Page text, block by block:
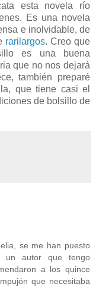
esta novela río
Es una novela
e inolvidable, de
rarilargos. Creo que
es una buena
que no nos dejará
también preparé
que tiene casi el
de bolsillo de
se me han puesto
un autor que tengo
a los quince
que necesitaba